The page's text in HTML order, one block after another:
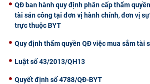
QĐ ban hành quy định phân cấp thẩm
tài sản công tại đơn vị hành chính, đơn vị
trực thuộc BYT
Quy định thẩm quyền QĐ việc mua sắm tài
Luật số 43/2013/QH13
Quyết định số 4788/QĐ-BYT